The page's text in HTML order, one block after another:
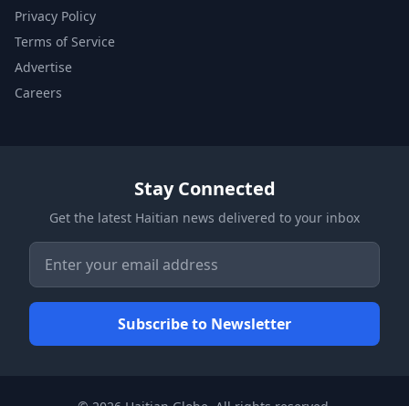
Privacy Policy
Terms of Service
Advertise
Careers
Stay Connected
Get the latest Haitian news delivered to your inbox